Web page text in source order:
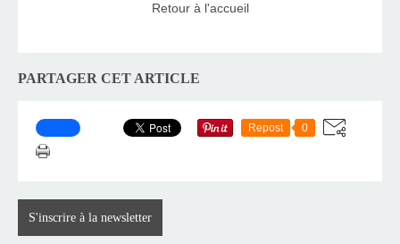
Retour à l'accueil
PARTAGER CET ARTICLE
Repost 0
S'inscrire à la newsletter